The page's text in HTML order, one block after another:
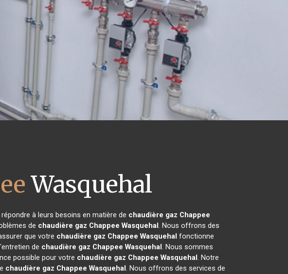
Wasquehal
à leurs besoins en matière de chaudière gaz Chappee
de chaudière gaz Chappee Wasquehal. Nous offrons des
que votre chaudière gaz Chappee Wasquehal fonctionne
de chaudière gaz Chappee Wasquehal. Nous sommes
possible pour votre chaudière gaz Chappee Wasquehal. Notre
chaudière gaz Chappee Wasquehal. Nous offrons des services de